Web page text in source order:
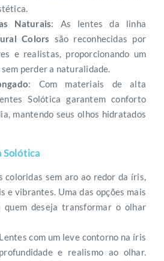
Naturais: As lentes da linha
Colors são reconhecidas por
e realistas, proporcionando um
perder a naturalidade.
: Com materiais de alta
Solótica garantem conforto
mantendo seus olhos hidratados
Solótica
coloridas sem aro ao redor da íris,
e vibrantes. Uma das opções mais
quem deseja transformar o olhar
com um leve contorno na íris
e realismo ao olhar.